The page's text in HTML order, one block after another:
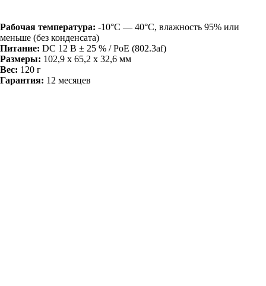
Рабочая температура: -10°С — 40°С, влажность 95% или
меньше (без конденсата)
Питание: DC 12 В ± 25 % / PoE (802.3af)
Размеры: 102,9 х 65,2 х 32,6 мм
Вес: 120 г
Гарантия: 12 месяцев